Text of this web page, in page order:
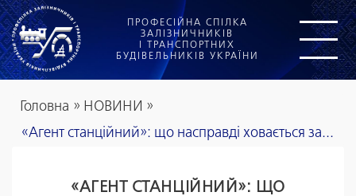
ПРОФЕСІЙНА СПІЛКА
ЗАЛІЗНИЧНИКІВ
І ТРАНСПОРТНИХ
БУДІВЕЛЬНИКІВ УКРАЇНИ
Головна » НОВИНИ »
«Агент станційний»: що насправді ховається за...
«АГЕНТ СТАНЦІЙНИЙ»: ЩО